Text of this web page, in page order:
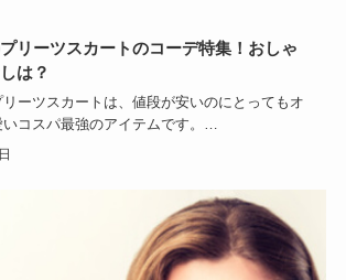
リーツスカートのコーデ特集！おしゃ
は？
ーツスカートは、値段が安いのにとってもオ
コスパ最強のアイテムです。
人可愛いコ…